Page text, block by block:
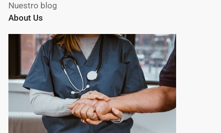
Nuestro blog
About Us